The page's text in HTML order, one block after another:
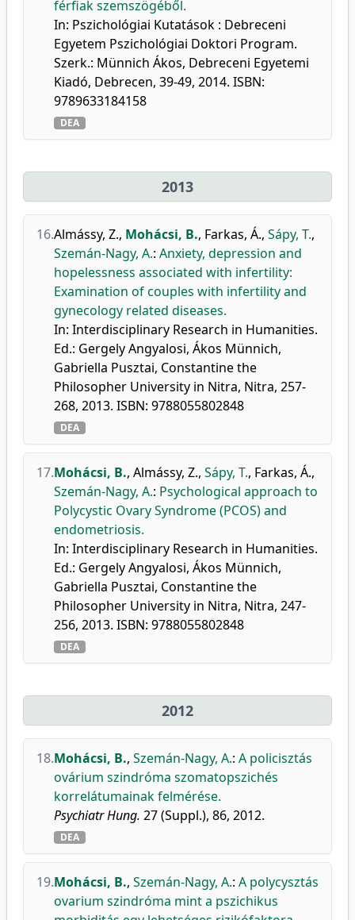
férfiak szemszögéből.
In: Pszichológiai Kutatások : Debreceni
Egyetem Pszichológiai Doktori Program.
Szerk.: Münnich Ákos, Debreceni Egyetemi
Kiadó, Debrecen, 39-49, 2014. ISBN:
9789633184158
DEA
2013
16.Almássy, Z., Mohácsi, B., Farkas, Á., Sápy, T.,
Szemán-Nagy, A.: Anxiety, depression and
hopelessness associated with infertility:
Examination of couples with infertility and
gynecology related diseases.
In: Interdisciplinary Research in Humanities.
Ed.: Gergely Angyalosi, Ákos Münnich,
Gabriella Pusztai, Constantine the
Philosopher University in Nitra, Nitra, 257-
268, 2013. ISBN: 9788055802848
DEA
17.Mohácsi, B., Almássy, Z., Sápy, T., Farkas, Á.,
Szemán-Nagy, A.: Psychological approach to
Polycystic Ovary Syndrome (PCOS) and
endometriosis.
In: Interdisciplinary Research in Humanities.
Ed.: Gergely Angyalosi, Ákos Münnich,
Gabriella Pusztai, Constantine the
Philosopher University in Nitra, Nitra, 247-
256, 2013. ISBN: 9788055802848
DEA
2012
18.Mohácsi, B., Szemán-Nagy, A.: A policisztás
ovárium szindróma szomatopszichés
korrelátumainak felmérése.
Psychiatr Hung. 27 (Suppl.), 86, 2012.
DEA
19.Mohácsi, B., Szemán-Nagy, A.: A polycysztás
ovarium szindróma mint a pszichikus